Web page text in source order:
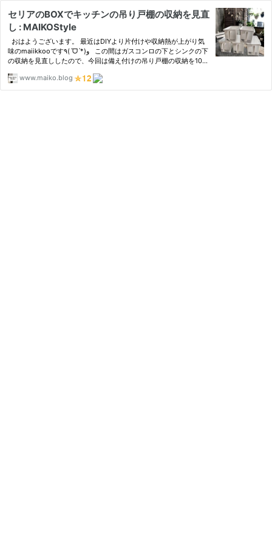
セリアのBOXでキッチンの吊り戸棚の収納を見直
し : MAIKOStyle
おはようございます。 最近はDIYより片付けや収納熱が上がり気
味のmaiikkooです٩(ˊᗜˋ*)و この間はガスコンロの下とシンクの下
の収納を見直ししたので、今回は備え付けの吊り戸棚の収納を100
ww.maiko
www.maiko.blog